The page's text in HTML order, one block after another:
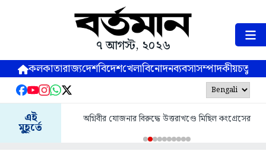
৭ আগস্ট, ২০২৬
কলকাতারাজ্যদেশবিদেশখেলাবিনোদনব্যবসাসম্পাদকীয়
এই
মুহূর্তে
অগ্নিবীর যোজনার বিরুদ্ধে উত্তরাখণ্ডে মিছিল কংগ্রেসের